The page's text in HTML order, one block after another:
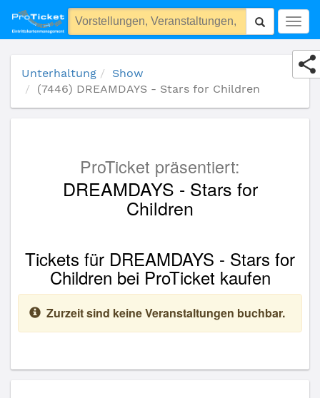
(7446) DREAMDAYS - Stars for Children
Unterhaltung
Show
(7446) DREAMDAYS - Stars for Children
ProTicket präsentiert:
DREAMDAYS - Stars for
Children
Tickets für DREAMDAYS - Stars for
Children bei ProTicket kaufen
Zurzeit sind keine Veranstaltungen buchbar.